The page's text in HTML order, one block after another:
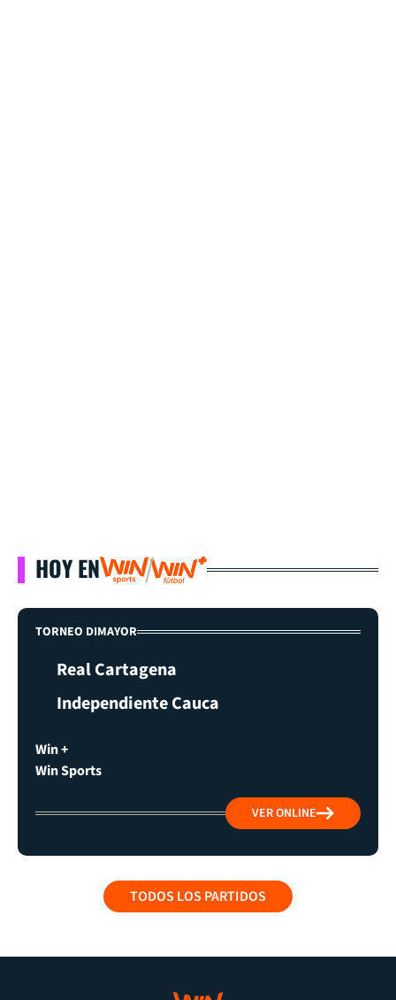
HOY EN
TORNEO DIMAYOR
Real Cartagena
Independiente Cauca
Win +
Win Sports
VER ONLINE
TODOS LOS PARTIDOS